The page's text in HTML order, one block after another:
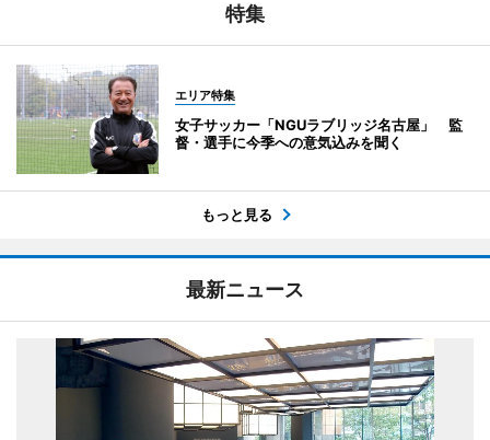
特集
エリア特集
女子サッカー「NGUラブリッジ名古屋」 監
督・選手に今季への意気込みを聞く
もっと見る
最新ニュース